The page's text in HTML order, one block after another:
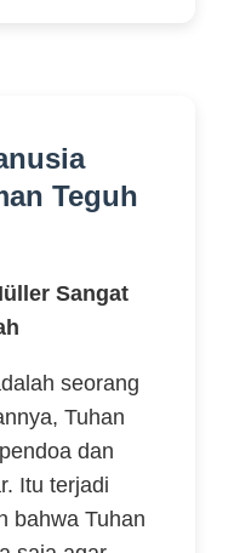
Teguh
Sangat
seorang
Tuhan
dan
Itu terjadi
bahwa Tuhan